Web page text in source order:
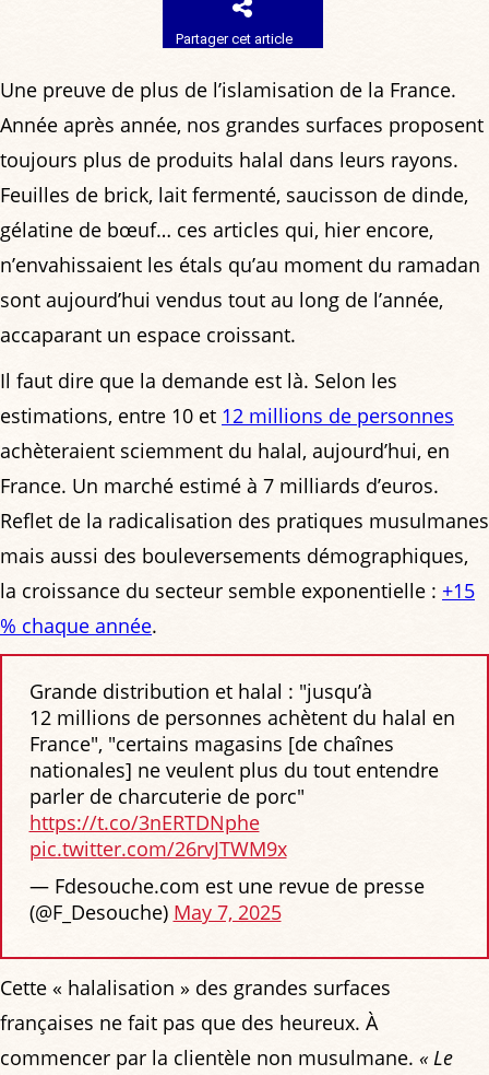
Partager cet article
Une preuve de plus de l’islamisation de la France.
Année après année, nos grandes surfaces proposent
toujours plus de produits halal dans leurs rayons.
Feuilles de brick, lait fermenté, saucisson de dinde,
gélatine de bœuf… ces articles qui, hier encore,
n’envahissaient les étals qu’au moment du ramadan
sont aujourd’hui vendus tout au long de l’année,
accaparant un espace croissant.
Il faut dire que la demande est là. Selon les
estimations, entre 10 et 12 millions de personnes
achèteraient sciemment du halal, aujourd’hui, en
France. Un marché estimé à 7 milliards d’euros.
Reflet de la radicalisation des pratiques musulmanes
mais aussi des bouleversements démographiques,
la croissance du secteur semble exponentielle : +15
% chaque année.
Grande distribution et halal : "jusqu’à
12 millions de personnes achètent du halal en
France", "certains magasins [de chaînes
nationales] ne veulent plus du tout entendre
parler de charcuterie de porc"
https://t.co/3nERTDNphe
pic.twitter.com/26rvJTWM9x
— Fdesouche.com est une revue de presse
(@F_Desouche) May 7, 2025
Cette « halalisation » des grandes surfaces
françaises ne fait pas que des heureux. À
commencer par la clientèle non musulmane. « Le